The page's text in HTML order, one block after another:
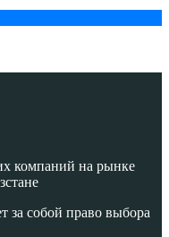
компаний на рынке
за собой право выбора